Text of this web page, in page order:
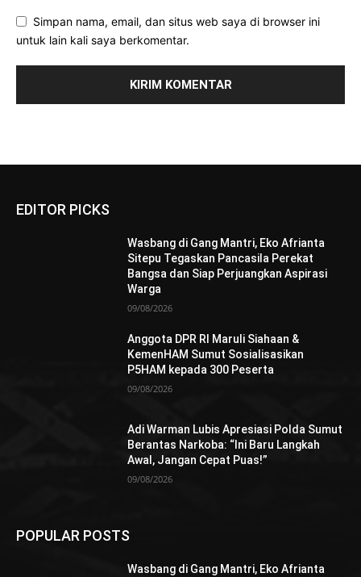
Simpan nama, email, dan situs web saya di browser ini
untuk lain kali saya berkomentar.
EDITOR PICKS
Wasbang di Gang Mantri, Eko Afrianta
Sitepu Tegaskan Pancasila Perekat
Bangsa dan Siap Perjuangkan Aspirasi
Warga
09/08/2026
Anggota DPR RI Maruli Siahaan &
KemenHAM Sumut Sosialisasikan
P5HAM kepada 300 Peserta
09/08/2026
Adi Warman Lubis Apresiasi Polda Sumut
Berantas Narkoba: “Ini Baru Langkah
Awal, Jangan Cepat Puas!”
09/08/2026
POPULAR POSTS
Wasbang di Gang Mantri, Eko Afrianta